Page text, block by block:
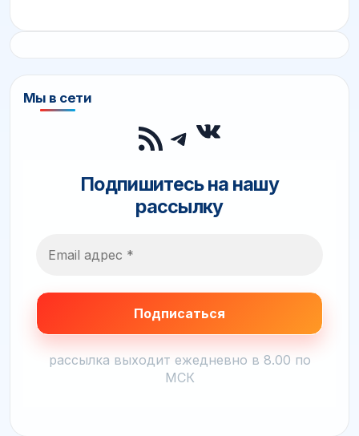
Мы в сети
RSS-лента
Telegram
ВКонтакте
Подпишитесь на нашу
рассылку
рассылка выходит ежедневно в 8.00 по
МСК